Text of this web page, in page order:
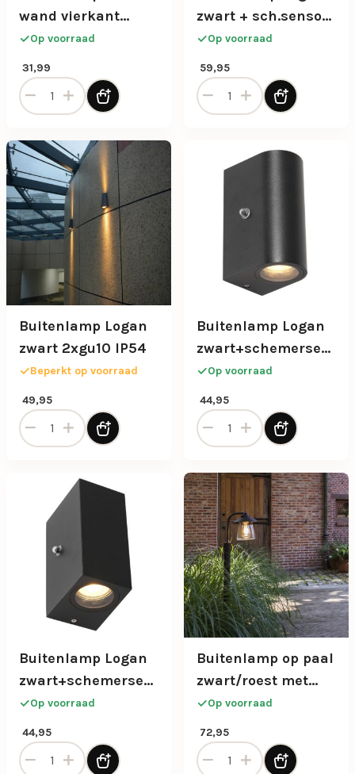
wand vierkant
donker grijs IP54
Op voorraad
31,99
Buitenlamp LED wand vierkant donker grijs IP54 aantal
zwart + sch.sensor
IP54
Op voorraad
59,95
Buitenlamp Logan zwart +
Buitenlamp Logan
zwart 2xgu10 IP54
Beperkt op voorraad
49,95
Buitenlamp Logan zwart 2xgu10 IP54 aantal
Buitenlamp Logan
zwart+schemersensor
IP44
Op voorraad
44,95
Buitenlamp Logan
Buitenlamp Logan
zwart+schemersensor
IP44
Op voorraad
44,95
Buitenlamp Logan zwart+schemersensor IP44 aantal
Buitenlamp op paal
zwart/roest met
helder glas
Op voorraad
72,95
Buitenlamp op paal